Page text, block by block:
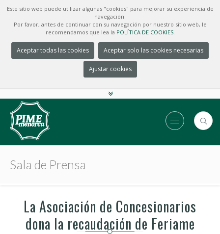
Este sitio web puede utilizar algunas "cookies" para mejorar su experiencia de
navegación.
Por favor, antes de continuar con su navegación por nuestro sitio web, le
recomendamos que lea la POLÍTICA DE COOKIES.
Aceptar todas las cookies Aceptar solo las cookies necesarias
Ajustar cookies
Sala de Prensa
La Asociación de Concesionarios
dona la recaudación de Feriame